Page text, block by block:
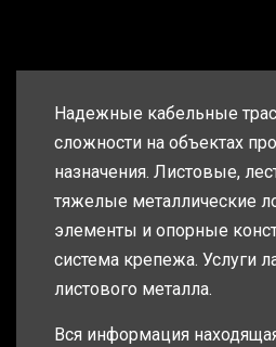
Надежные кабельные
сложности на объектах
назначения. Листовые,
тяжелые металлические
элементы и опорные
система крепежа. Услуги
листового металла.
Вся информация